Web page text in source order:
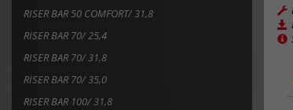
RISER BAR 50 COMFORT/ 31,8
RISER BAR 70/ 25,4
RISER BAR 70/ 31,8
RISER BAR 70/ 35,0
RISER BAR 100/ 31,8